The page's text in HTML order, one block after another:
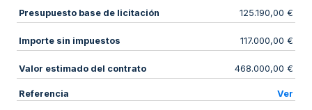
Presupuesto base de licitación 125.190,00 €
Importe sin impuestos 117.000,00 €
Valor estimado del contrato 468.000,00 €
Referencia Ver